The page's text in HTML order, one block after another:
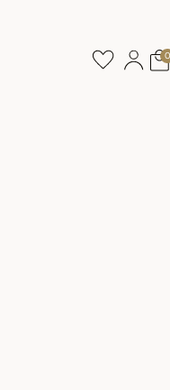
0